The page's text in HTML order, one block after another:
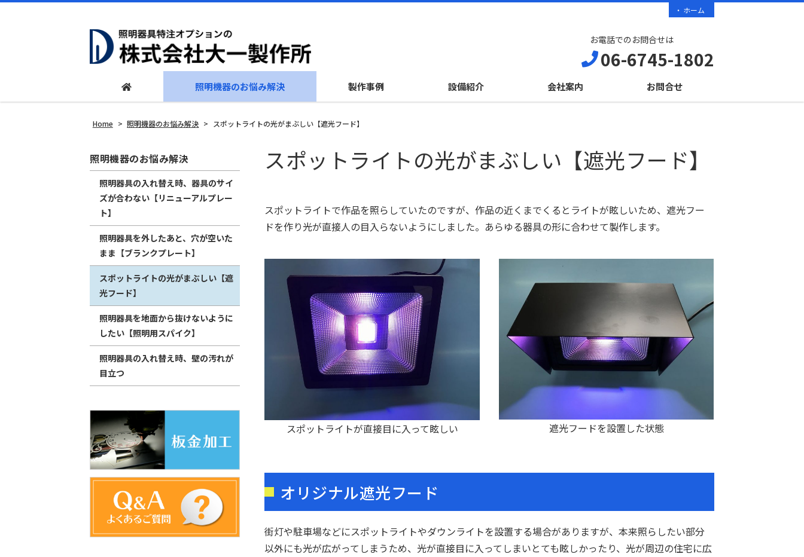
ホーム
お電話でのお問合せは
06-6745-1802
照明機器のお悩み解決 製作事例 設備紹介 会社案内 お問合せ
Home > 照明機器のお悩み解決 > スポットライトの光がまぶしい【遮光フード】
スポットライトの光がまぶしい【遮光フード】
スポットライトで作品を照らしていたのですが、作品の近くまでくるとライトが眩しいため、遮光フー
ドを作り光が直接人の目入らないようにしました。あらゆる器具の形に合わせて製作します。
スポットライトが直接目に入って眩しい 遮光フードを設置した状態
オリジナル遮光フード
街灯や駐車場などにスポットライトやダウンライトを設置する場合がありますが、本来照らしたい部分
以外にも光が広がってしまうため、光が直接目に入ってしまいとても眩しかったり、光が周辺の住宅に広
照明機器のお悩み解決
照明器具の入れ替え時、器具のサイ
ズが合わない【リニューアルプレー
ト】
照明器具を外したあと、穴が空いた
まま【ブランクプレート】
スポットライトの光がまぶしい【遮
光フード】
照明器具を地面から抜けないように
したい【照明用スパイク】
照明器具の入れ替え時、壁の汚れが
目立つ